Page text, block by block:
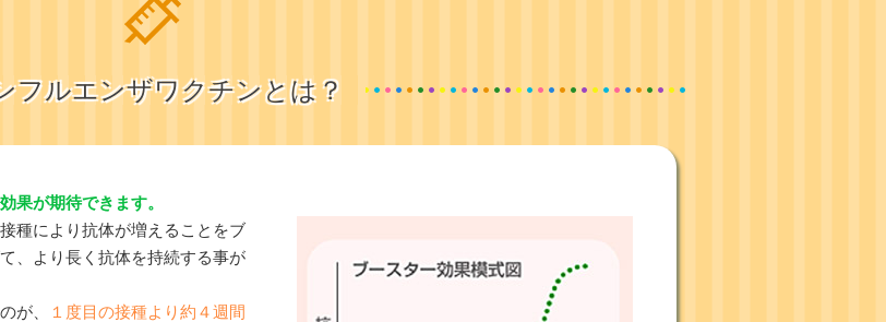
フルエンザワクチンとは？
果が期待できます。
種により抗体が増えることをブ
、より長く抗体を持続する事が
が、
１度目の接種より約４週間